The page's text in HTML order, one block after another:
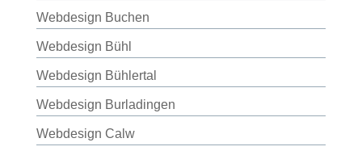
Webdesign Buchen
Webdesign Bühl
Webdesign Bühlertal
Webdesign Burladingen
Webdesign Calw